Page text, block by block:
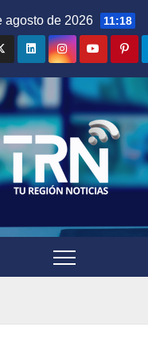
agosto de 2026 11:18